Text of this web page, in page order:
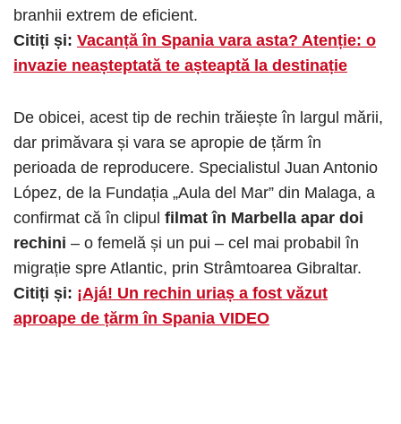
branhii extrem de eficient.
Citiți și: Vacanță în Spania vara asta? Atenție: o
invazie neașteptată te așteaptă la destinație
De obicei, acest tip de rechin trăiește în largul mării,
dar primăvara și vara se apropie de țărm în
perioada de reproducere. Specialistul Juan Antonio
López, de la Fundația „Aula del Mar” din Malaga, a
confirmat că în clipul filmat în Marbella apar doi
rechini – o femelă și un pui – cel mai probabil în
migrație spre Atlantic, prin Strâmtoarea Gibraltar.
Citiți și: ¡Ajá! Un rechin uriaș a fost văzut
aproape de țărm în Spania VIDEO